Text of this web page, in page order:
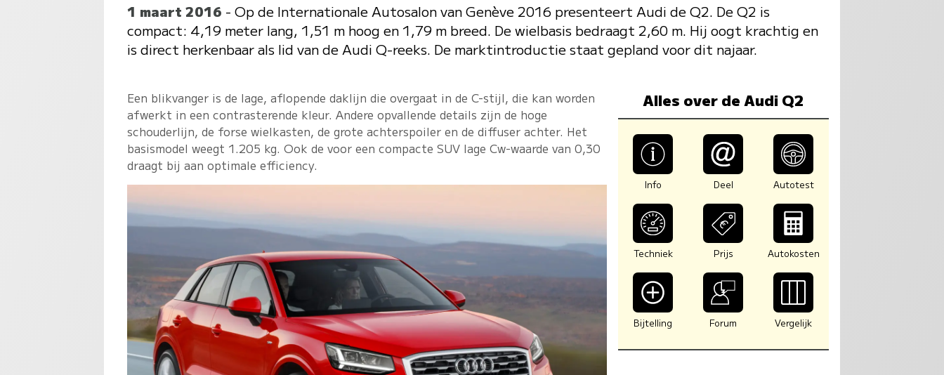
1 maart 2016 - Op de Internationale Autosalon van Genève 2016 presenteert Audi de Q2. De Q2 is
compact: 4,19 meter lang, 1,51 m hoog en 1,79 m breed. De wielbasis bedraagt 2,60 m. Hij oogt krachtig en
is direct herkenbaar als lid van de Audi Q-reeks. De marktintroductie staat gepland voor dit najaar.
Een blikvanger is de lage, aflopende daklijn die overgaat in de C-stijl, die kan worden
afwerkt in een contrasterende kleur. Andere opvallende details zijn de hoge
schouderlijn, de forse wielkasten, de grote achterspoiler en de diffuser achter. Het
basismodel weegt 1.205 kg. Ook de voor een compacte SUV lage Cw-waarde van 0,30
draagt bij aan optimale efficiency.
Alles over de Audi Q2
Info Deel Autotest
Techniek Prijs Autokosten
Bijtelling Forum Vergelijk